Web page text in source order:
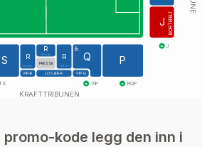
J
P
R
R
R
S Q
VIP-R VIP-Q
LOSJER-R
BORTEFELT
J
RQP
VIP
KRAFTTRIBUNEN
Venstre Høyre
Midten
PRESSE
promo-kode legg den inn i